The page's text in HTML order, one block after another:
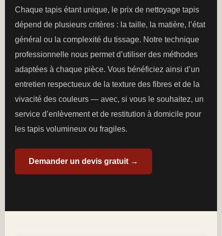
Chaque tapis étant unique, le prix de nettoyage tapis
dépend de plusieurs critères : la taille, la matière, l’état
général ou la complexité du tissage. Notre technique
professionnelle nous permet d’utiliser des méthodes
adaptées à chaque pièce. Vous bénéficiez ainsi d’un
entretien respectueux de la texture des fibres et de la
vivacité des couleurs — avec, si vous le souhaitez, un
service d’enlèvement et de restitution à domicile pour
les tapis volumineux ou fragiles.
Demander un devis gratuit →